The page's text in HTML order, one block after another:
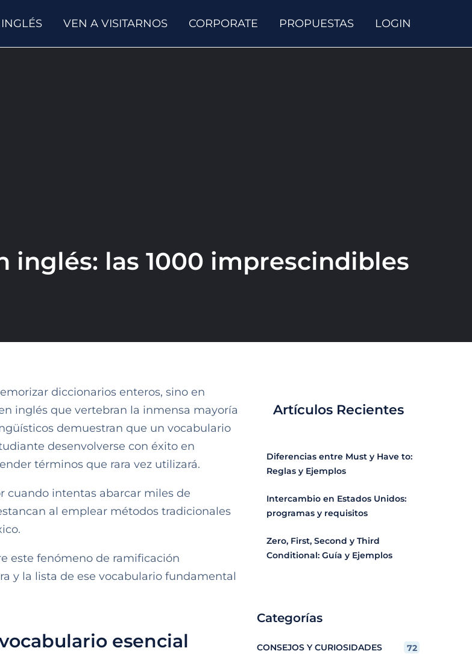
VEN A VISITARNOS CORPORATE PROPUESTAS LOGIN
inglés: las 1000 imprescindibles
diccionarios enteros, sino en
inglés que vertebran la inmensa mayoría
demuestran que un vocabulario
desenvolverse con éxito en
términos que rara vez utilizará.
cuando intentas abarcar miles de
al emplear métodos tradicionales
este fenómeno de ramificación
y la lista de ese vocabulario fundamental
esencial
Artículos Recientes
Diferencias entre Must y Have to:
Reglas y Ejemplos
Intercambio en Estados Unidos:
programas y requisitos
Zero, First, Second y Third
Conditional: Guía y Ejemplos
Categorías
CONSEJOS Y CURIOSIDADES 72